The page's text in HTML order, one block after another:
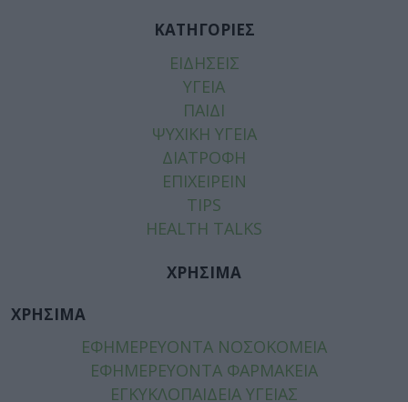
ΚΑΤΗΓΟΡΙΕΣ
ΕΙΔΗΣΕΙΣ
ΥΓΕΙΑ
ΠΑΙΔΙ
ΨΥΧΙΚΗ ΥΓΕΙΑ
ΔΙΑΤΡΟΦΗ
ΕΠΙΧΕΙΡΕΙΝ
TIPS
HEALTH TALKS
ΧΡΗΣΙΜΑ
ΧΡΗΣΙΜΑ
ΕΦΗΜΕΡΕΥΟΝΤΑ ΝΟΣΟΚΟΜΕΙΑ
ΕΦΗΜΕΡΕΥΟΝΤΑ ΦΑΡΜΑΚΕΙΑ
ΕΓΚΥΚΛΟΠΑΙΔΕΙΑ ΥΓΕΙΑΣ